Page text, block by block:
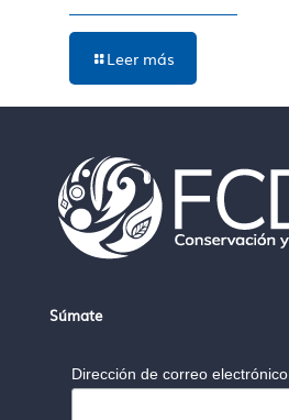
Leer más
Súmate
Dirección de correo electrónico